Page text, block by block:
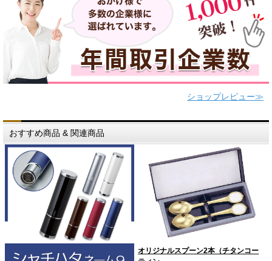
ショップレビュー≫
おすすめ商品 & 関連商品
オリジナルスプーン2本（チタンコー